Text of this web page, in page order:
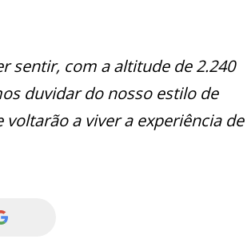
sentir, com a altitude de 2.240
duvidar do nosso estilo de
a viver a experiência de